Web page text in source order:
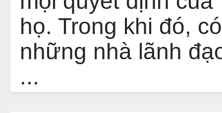
họ. Trong khi đó, có
những nhà lãnh
...